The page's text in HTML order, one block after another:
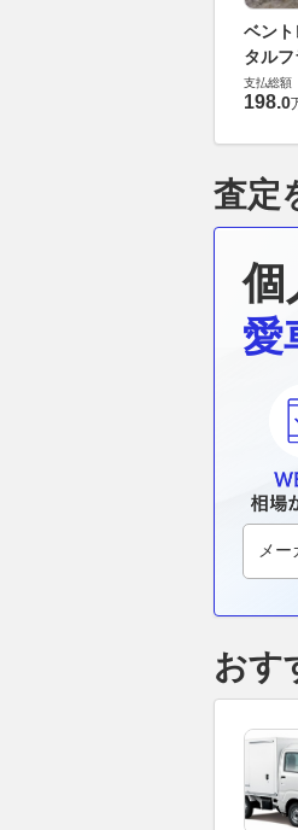
ベン
タル
6.0
支払総額
198.0
査定
個
愛
おす